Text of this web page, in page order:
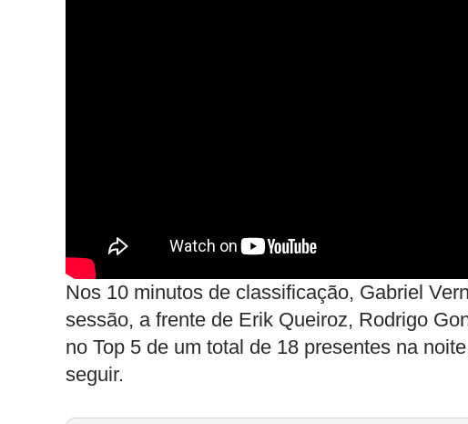
Nos 10 minutos de classificação, Gabriel
sessão, a frente de Erik Queiroz, Rodrigo
no Top 5 de um total de 18 presentes na
seguir.